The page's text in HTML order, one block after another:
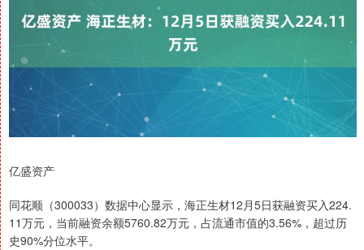
亿盛资产
同花顺（300033）数据中心显示，海正生材12月5日获融资买入224.
11万元，当前融资余额5760.82万元，占流通市值的3.56%，超过历
史90%分位水平。